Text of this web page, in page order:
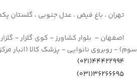
تهران ، باغ فیض ، عدل جنوبی ، گلستان
سوم) - روبروی نانوایی - پزشک کالا (انبار
44422994(021)
۳۶۲۶۶۶۹۵(۰۳۱)